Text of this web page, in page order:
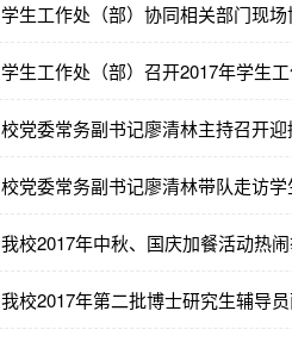
学生工作处（部）协同相关部门现
学生工作处（部）召开2017年学生
校党委常务副书记廖清林主持召开
校党委常务副书记廖清林带队走访
我校2017年中秋、国庆加餐活动热
我校2017年第二批博士研究生辅导